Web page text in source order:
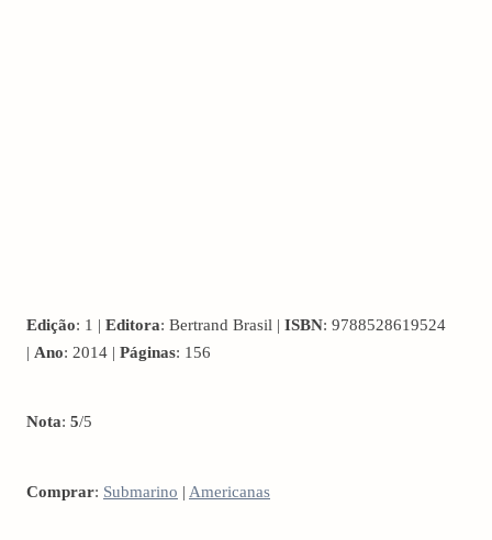
Edição: 1 | Editora: Bertrand Brasil | ISBN: 9788528619524
| Ano: 2014 | Páginas: 156
Nota: 5/5
Comprar: Submarino | Americanas